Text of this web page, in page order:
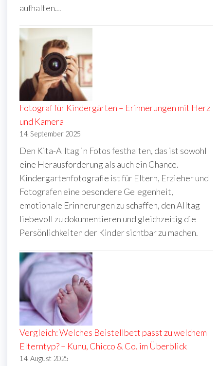
aufhalten…
Fotograf für Kindergärten – Erinnerungen mit Herz
und Kamera
14. September 2025
Den Kita-Alltag in Fotos festhalten, das ist sowohl
eine Herausforderung als auch ein Chance.
Kindergartenfotografie ist für Eltern, Erzieher und
Fotografen eine besondere Gelegenheit,
emotionale Erinnerungen zu schaffen, den Alltag
liebevoll zu dokumentieren und gleichzeitig die
Persönlichkeiten der Kinder sichtbar zu machen.
Vergleich: Welches Beistellbett passt zu welchem
Elterntyp? – Kunu, Chicco & Co. im Überblick
14. August 2025